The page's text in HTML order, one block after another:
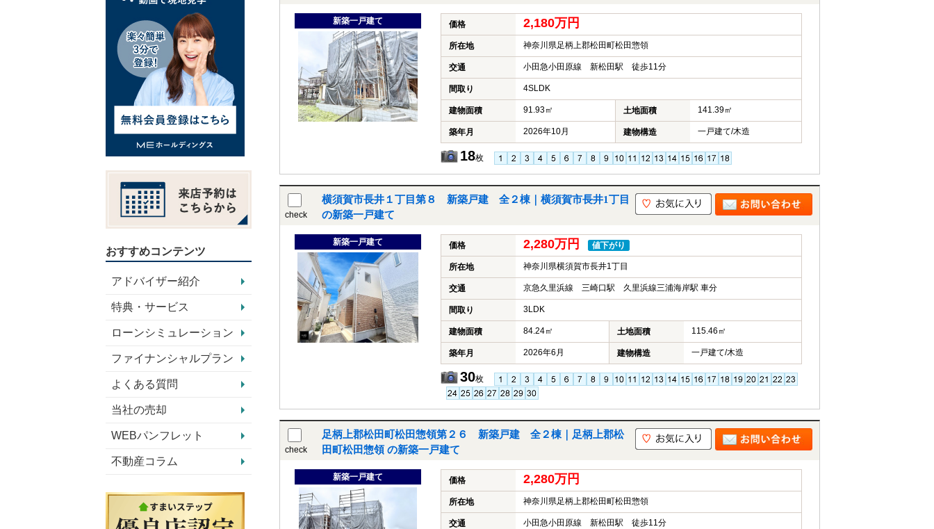
新築一戸建て 価格 2,180万円
所在地 神奈川県足柄上郡松田町松田惣領
交通 小田急小田原線 新松田駅 徒歩11分
間取り 4SLDK
建物面積 91.93㎡ 土地面積 141.39㎡
築年月 2026年10月 建物構造 一戸建て/木造
18枚
check
横須賀市長井１丁目第８ 新築戸建 全２棟｜横須賀市長井1丁目
の新築一戸建て
新築一戸建て 価格 2,280万円 値下がり
所在地 神奈川県横須賀市長井1丁目
交通 京急久里浜線 三崎口駅 久里浜線三浦海岸駅 車分
間取り 3LDK
建物面積 84.24㎡ 土地面積 115.46㎡
築年月 2026年6月 建物構造 一戸建て/木造
30枚
check
足柄上郡松田町松田惣領第２６ 新築戸建 全２棟｜足柄上郡松
田町松田惣領 の新築一戸建て
新築一戸建て 価格 2,280万円
所在地 神奈川県足柄上郡松田町松田惣領
交通 小田急小田原線 新松田駅 徒歩11分
おすすめコンテンツ
アドバイザー紹介
特典・サービス
ローンシミュレーション
ファイナンシャルプラン
よくある質問
当社の売却
WEBパンフレット
不動産コラム